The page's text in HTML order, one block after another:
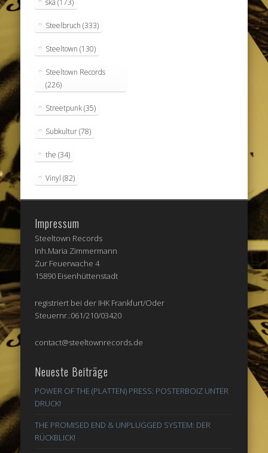
Steelbruch (333)
Steeltown (130)
Steeltown Records
(226)
Streetpunk(35)
Subkultur(78)
the (34)
Vinyl (82)
Impressum
Steeltown Records
Inh.Maria Zimmermann
Zur Feuerwache 4
15890 Eisenhüttenstadt
registriert bei der IHK Frankfurt/Oder
Steuernr.:061/210/03420
contact@steeltownrecords.de
Neueste Beiträge
POWER OF THE (PLATTEN) PRESS: POSTERBOIZ UNTER
DRUCK!
THE PROMISED END & UNPLUGGED SYSTEM: DER
RÜCKBLICK!